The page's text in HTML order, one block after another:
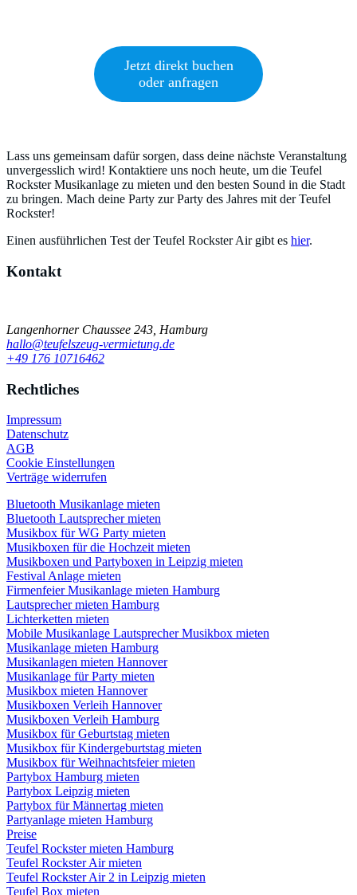
Jetzt direkt buchen
oder anfragen
Lass uns gemeinsam dafür sorgen, dass deine nächste Veranstaltung
unvergesslich wird! Kontaktiere uns noch heute, um die Teufel
Rockster Musikanlage zu mieten und den besten Sound in die Stadt
zu bringen. Mach deine Party zur Party des Jahres mit der Teufel
Rockster!
Einen ausführlichen Test der Teufel Rockster Air gibt es hier.
Kontakt
Langenhorner Chaussee 243, Hamburg
hallo@teufelszeug-vermietung.de
+49 176 10716462
Rechtliches
Impressum
Datenschutz
AGB
Cookie Einstellungen
Verträge widerrufen
Bluetooth Musikanlage mieten
Bluetooth Lautsprecher mieten
Musikbox für WG Party mieten
Musikboxen für die Hochzeit mieten
Musikboxen und Partyboxen in Leipzig mieten
Festival Anlage mieten
Firmenfeier Musikanlage mieten Hamburg
Lautsprecher mieten Hamburg
Lichterketten mieten
Mobile Musikanlage Lautsprecher Musikbox mieten
Musikanlage mieten Hamburg
Musikanlagen mieten Hannover
Musikanlage für Party mieten
Musikbox mieten Hannover
Musikboxen Verleih Hannover
Musikboxen Verleih Hamburg
Musikbox für Geburtstag mieten
Musikbox für Kindergeburtstag mieten
Musikbox für Weihnachtsfeier mieten
Partybox Hamburg mieten
Partybox Leipzig mieten
Partybox für Männertag mieten
Partyanlage mieten Hamburg
Preise
Teufel Rockster mieten Hamburg
Teufel Rockster Air mieten
Teufel Rockster Air 2 in Leipzig mieten
Teufel Box mieten